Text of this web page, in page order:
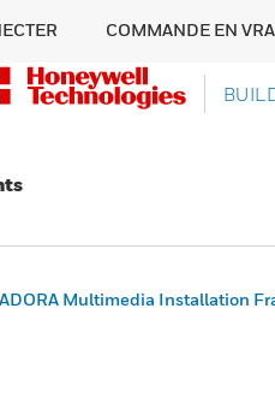
COMMANDE EN
Multimedia Installation